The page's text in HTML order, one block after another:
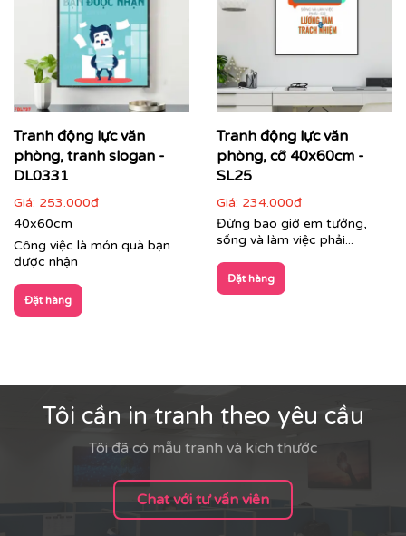
Tranh động lực văn
phòng, tranh slogan -
DL0331
Giá: 253.000đ
40x60cm
Công việc là món quà bạn
được nhận
Đặt hàng
Tranh động lực văn
phòng, cỡ 40x60cm -
SL25
Giá: 234.000đ
Đừng bao giờ em tưởng,
sống và làm việc phải...
Đặt hàng
Tôi cần in tranh theo yêu cầu
Tôi đã có mẫu tranh và kích thước
Chat với tư vấn viên